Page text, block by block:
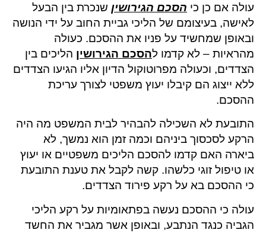
עולה אם כן כי הסכם הגירושין שנכרת בין הבעל
לאישה, בעיצומם של הליכי גביית החוב על ידי הנושה
ובאופן שמחשיד על פניו את ההסכם. כעולה
מהראיות – לא קדמו להסכם הגירושין הליכים בין
הצדדים, וכעולה מפרוטוקול הדיון אליו הגיעו הצדדים
ללא ייצוג הם קיבלו יעוץ משפטי לצורך עריכת
ההסכם.
התובעת לא השכילה להבהיר לבית המשפט מה היה
הרקע לסכסוך ביניהם וכמה זמן הוא נמשך, לא
ביארה האם קדמו להסכם הליכים משפטיים או יעוץ
או טיפול זוגי כלשהו. קשה לקבל את טענת התובעת
כי ההסכם בא על רקע פירוד הצדדים.
עולה כי ההסכם נעשה בפתאומיות על רקע הליכי
הגביה כנגד הנתבע, ובאופן אשר מגביר את החשד